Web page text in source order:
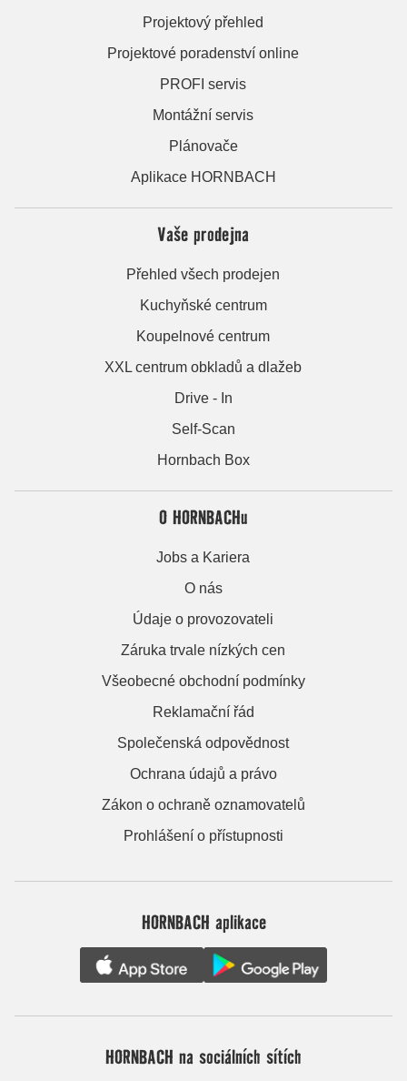
Projektový přehled
Projektové poradenství online
PROFI servis
Montážní servis
Plánovače
Aplikace HORNBACH
Vaše prodejna
Přehled všech prodejen
Kuchyňské centrum
Koupelnové centrum
XXL centrum obkladů a dlažeb
Drive - In
Self-Scan
Hornbach Box
O HORNBACHu
Jobs a Kariera
O nás
Údaje o provozovateli
Záruka trvale nízkých cen
Všeobecné obchodní podmínky
Reklamační řád
Společenská odpovědnost
Ochrana údajů a právo
Zákon o ochraně oznamovatelů
Prohlášení o přístupnosti
HORNBACH aplikace
HORNBACH na sociálních sítích